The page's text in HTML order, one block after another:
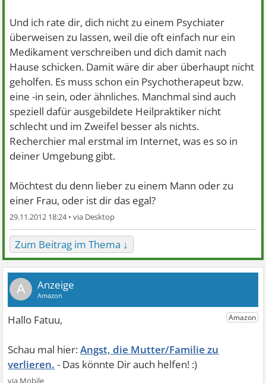
Und ich rate dir, dich nicht zu einem Psychiater
überweisen zu lassen, weil die oft einfach nur ein
Medikament verschreiben und dich damit nach
Hause schicken. Damit wäre dir aber überhaupt nicht
geholfen. Es muss schon ein Psychotherapeut bzw.
eine -in sein, oder ähnliches. Manchmal sind auch
speziell dafür ausgebildete Heilpraktiker nicht
schlecht und im Zweifel besser als nichts.
Recherchier mal erstmal im Internet, was es so in
deiner Umgebung gibt.
Möchtest du denn lieber zu einem Mann oder zu
einer Frau, oder ist dir das egal?
29.11.2012 18:24 •
Zum Beitrag im Thema ↓
A
Angst, die Mutter/Familie zu
verlieren.